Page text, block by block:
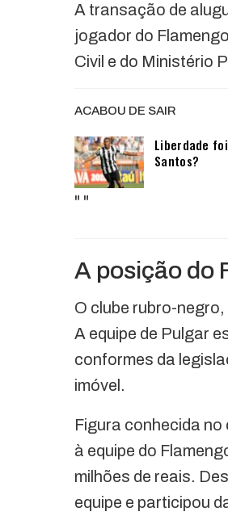
A transação de
jogador do
Civil e do Ministério
ACABOU DE SAIR
Liberdade
Santos?
" "
A posição do
O clube rubro-
A equipe de Pulgar
conformes da
imóvel.
Figura conhecida no
à equipe do
milhões de reais.
equipe e participou